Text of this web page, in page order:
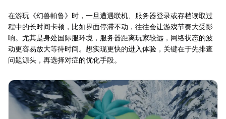
在游玩《幻兽帕鲁》时，一旦遭遇联机、服务器登录或存档读取过
程中的长时间卡顿，比如界面停滞不动，往往会让游戏节奏大受影
响。尤其是身处国际服环境，服务器距离玩家较远，网络状态的波
动更容易放大等待时间。想实现更快的进入体验，关键在于先排查
问题源头，再选择对症的优化手段。